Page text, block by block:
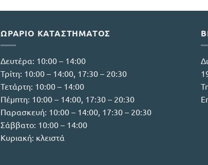
έχει
Οι
επιλογές
μπορούν
να
επιλεγούν
στη
σελίδα
ΩΡΆΡΙΟ ΚΑΤΑΣΤΉΜΑΤΟΣ
Δευτέρα: 10:00 – 14:00
Τρίτη: 10:00 – 14:00, 17:30 – 20:30
Τετάρτη: 10:00 – 14:00
Πέμπτη: 10:00 – 14:00, 17:30 – 20:30
Παρασκευή: 10:00 – 14:00, 17:30 – 20:30
Σάββατο: 10:00 – 14:00
Κυριακή: κλειστά